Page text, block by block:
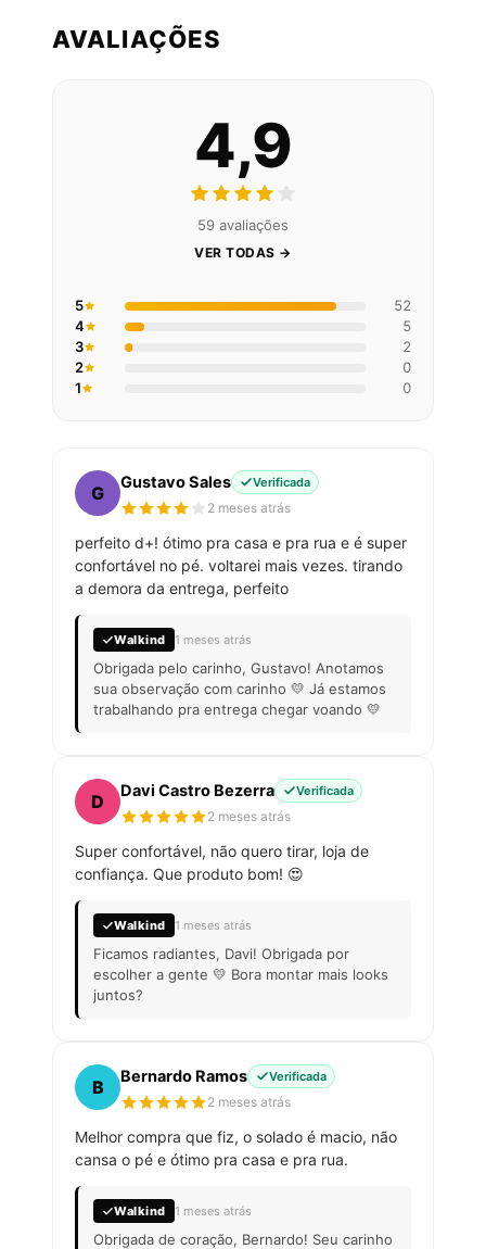
AVALIAÇÕES
4,9
59 avaliações
VER TODAS →
5
52
4
5
3
2
2
0
1
0
G
Gustavo Sales Verificada
2 meses atrás
perfeito d+! ótimo pra casa e pra rua e é super
confortável no pé. voltarei mais vezes. tirando
a demora da entrega, perfeito
Walkind 1 meses atrás
Obrigada pelo carinho, Gustavo! Anotamos
sua observação com carinho 💛 Já estamos
trabalhando pra entrega chegar voando 💛
D
Davi Castro Bezerra Verificada
2 meses atrás
Super confortável, não quero tirar, loja de
confiança. Que produto bom! 😍
Walkind 1 meses atrás
Ficamos radiantes, Davi! Obrigada por
escolher a gente 💛 Bora montar mais looks
juntos?
B
Bernardo Ramos Verificada
2 meses atrás
Melhor compra que fiz, o solado é macio, não
cansa o pé e ótimo pra casa e pra rua.
Walkind 1 meses atrás
Obrigada de coração, Bernardo! Seu carinho